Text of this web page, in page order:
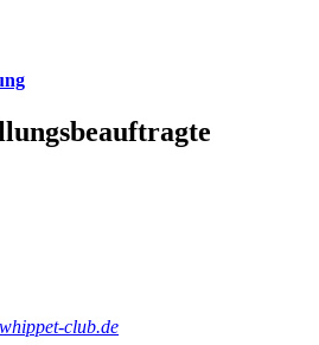
club.de